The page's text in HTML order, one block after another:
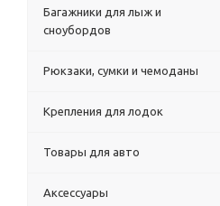
Багажники для лыж и
сноубордов
Рюкзаки, сумки и чемоданы
Крепления для лодок
Товары для авто
Аксессуары